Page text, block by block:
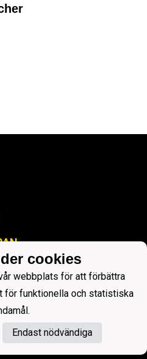
Framtid-
cookies
webbplats för att förbättra
för funktionella och statistiska
Endast nödvändiga